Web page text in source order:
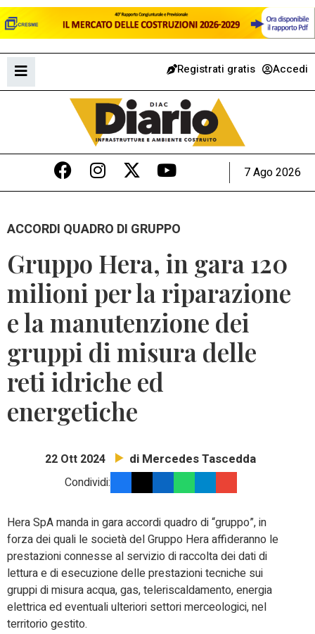
Registrati gratis Accedi
7 Ago 2026
ACCORDI QUADRO DI GRUPPO
Gruppo Hera, in gara 120
milioni per la riparazione
e la manutenzione dei
gruppi di misura delle
reti idriche ed
energetiche
22 Ott 2024 di Mercedes Tascedda
Condividi:
Hera SpA manda in gara accordi quadro di “gruppo”, in
forza dei quali le società del Gruppo Hera affideranno le
prestazioni connesse al servizio di raccolta dei dati di
lettura e di esecuzione delle prestazioni tecniche sui
gruppi di misura acqua, gas, teleriscaldamento, energia
elettrica ed eventuali ulteriori settori merceologici, nel
territorio gestito.